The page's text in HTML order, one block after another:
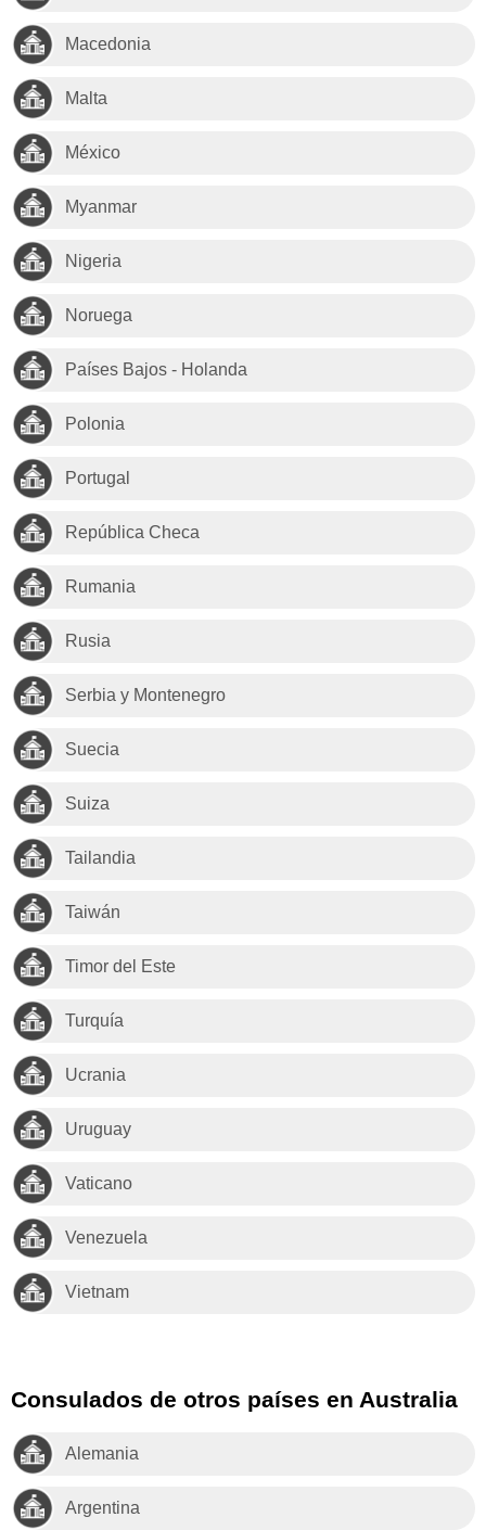
Macedonia
Malta
México
Myanmar
Nigeria
Noruega
Países Bajos - Holanda
Polonia
Portugal
República Checa
Rumania
Rusia
Serbia y Montenegro
Suecia
Suiza
Tailandia
Taiwán
Timor del Este
Turquía
Ucrania
Uruguay
Vaticano
Venezuela
Vietnam
Consulados de otros países en Australia
Alemania
Argentina